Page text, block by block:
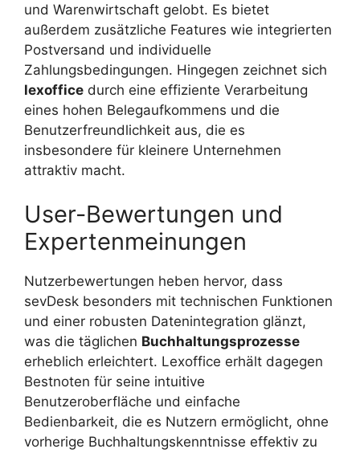
und Warenwirtschaft gelobt. Es bietet
außerdem zusätzliche Features wie integrierten
Postversand und individuelle
Zahlungsbedingungen. Hingegen zeichnet sich
lexoffice durch eine effiziente Verarbeitung
eines hohen Belegaufkommens und die
Benutzerfreundlichkeit aus, die es
insbesondere für kleinere Unternehmen
attraktiv macht.
User-Bewertungen und
Expertenmeinungen
Nutzerbewertungen heben hervor, dass
sevDesk besonders mit technischen Funktionen
und einer robusten Datenintegration glänzt,
was die täglichen Buchhaltungsprozesse
erheblich erleichtert. Lexoffice erhält dagegen
Bestnoten für seine intuitive
Benutzeroberfläche und einfache
Bedienbarkeit, die es Nutzern ermöglicht, ohne
vorherige Buchhaltungskenntnisse effektiv zu